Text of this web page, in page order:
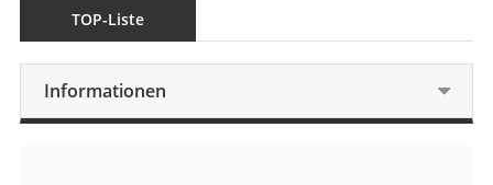
TOP-Liste
Informationen